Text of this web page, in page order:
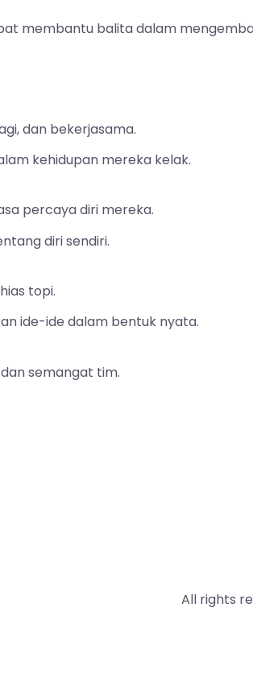
membantu balita dalam
dan bekerjasama.
kehidupan mereka kelak.
percaya diri mereka.
diri sendiri.
topi.
ide-ide dalam bentuk nyata.
semangat tim.
All rights